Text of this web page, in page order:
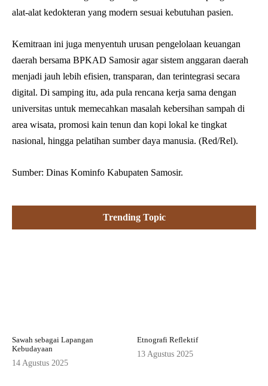
alat-alat kedokteran yang modern sesuai kebutuhan pasien.
Kemitraan ini juga menyentuh urusan pengelolaan keuangan
daerah bersama BPKAD Samosir agar sistem anggaran daerah
menjadi jauh lebih efisien, transparan, dan terintegrasi secara
digital. Di samping itu, ada pula rencana kerja sama dengan
universitas untuk memecahkan masalah kebersihan sampah di
area wisata, promosi kain tenun dan kopi lokal ke tingkat
nasional, hingga pelatihan sumber daya manusia. (Red/Rel).
Sumber: Dinas Kominfo Kabupaten Samosir.
Trending Topic
Sawah sebagai Lapangan
Kebudayaan
14 Agustus 2025
Etnografi Reflektif
13 Agustus 2025